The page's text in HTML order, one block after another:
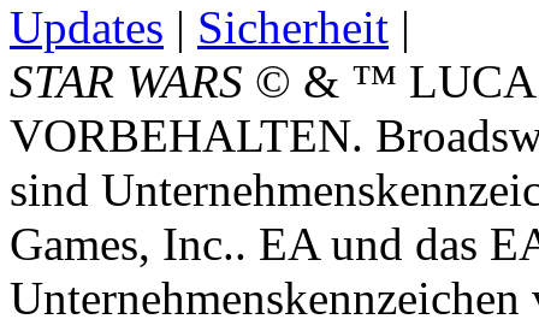
Updates | Sicherheit |
STAR WARS © & ™
VORBEHALTEN.
sind
Games, Inc.. EA und das